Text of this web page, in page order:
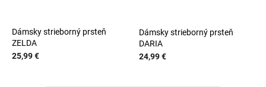
Dámsky strieborný prsteň
ZELDA
25,99 €
Dámsky strieborný prsteň
DARIA
24,99 €